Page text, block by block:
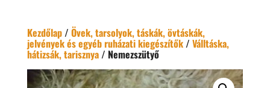
Kezdőlap/ Övek, tarsolyok, táskák, övtáskák,
jelvények és egyéb ruházati kiegészítők/ Válltáska,
hátizsák, tarisznya/ Nemezszütyő